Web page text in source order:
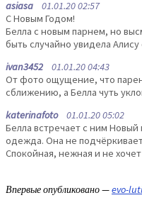
asiasa 01.01.20 02:57
С Новым Годом!
Белла с новым парнем, но
быть случайно увидела
ivan3452 01.01.20 04:43
От фото ощущение, что
сближению, а Белла чуть
katerinafoto01.01.20 05:02
Белла встречает с ним
одежда. Она не подчёркивает
Спокойная, нежная и не
Впервые опубликовано —evo-